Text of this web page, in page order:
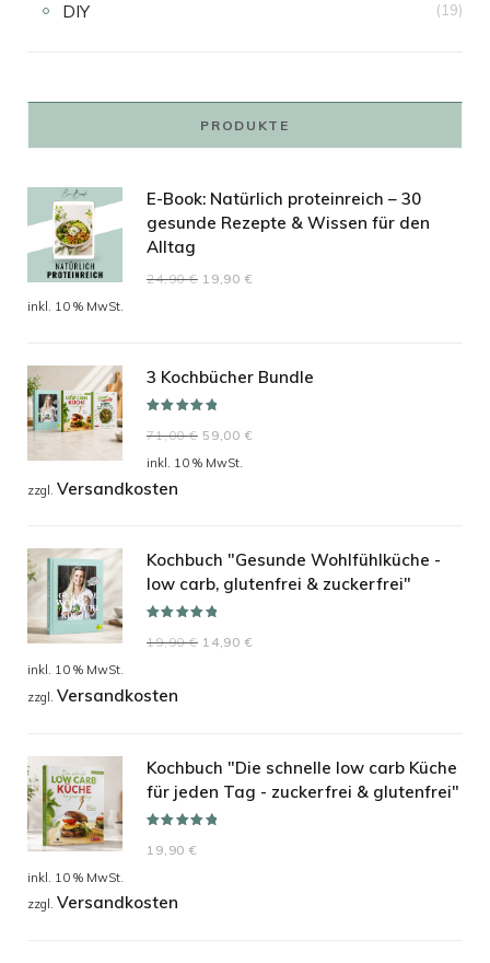
DIY (19)
PRODUKTE
E-Book: Natürlich proteinreich – 30
gesunde Rezepte & Wissen für den
Alltag
24,90€ Ursprünglicher
19,90 €
inkl. 10 % MwSt.
3 Kochbücher Bundle
5.00von 5
71,00€ Ursprünglicher
Preis
59,00 €
inkl. 10 % MwSt.
zzgl. Versandkosten
Kochbuch "Gesunde Wohlfühlküche -
low carb, glutenfrei & zuckerfrei"
5.00von 5
19,90€ Ursprünglicher
14,90 €
inkl. 10 % MwSt.
zzgl. Versandkosten
Kochbuch "Die schnelle low carb Küche
für jeden Tag - zuckerfrei & glutenfrei"
5.00 von 5
19,90€
inkl. 10 % MwSt.
zzgl. Versandkosten